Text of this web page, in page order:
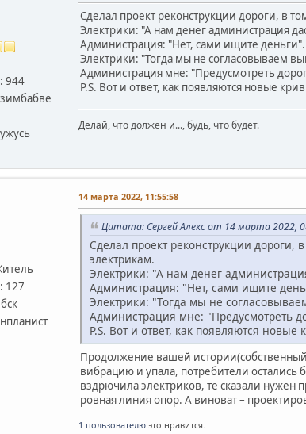
944
Сделал проект реконструкции дороги, в
Электрики: "А нам денег администрация
Администрация: "Нет, сами ищите деньги".
Электрики: "Тогда мы не согласовываем
Администрация мне: "Предусмотреть
P.S. Вот и ответ, как появляются новые
Делай, что должен и..., будь, что будет.
127
14 марта 2022, 11:55:58
Цитата: Сергей Алекс от 14 марта 2022,
Сделал проект реконструкции
электрикам.
Электрики: "А нам денег
Администрация: "Нет, сами ищите
Электрики: "Тогда мы не
Администрация мне: "Предусмотреть
P.S. Вот и ответ, как появляются
Продолжение вашей
вибрацию и упала, потребители остались
вздрючила электриков, те сказали нужен
ровная линия опор. А виноват –
1 пользователюэто нравится.